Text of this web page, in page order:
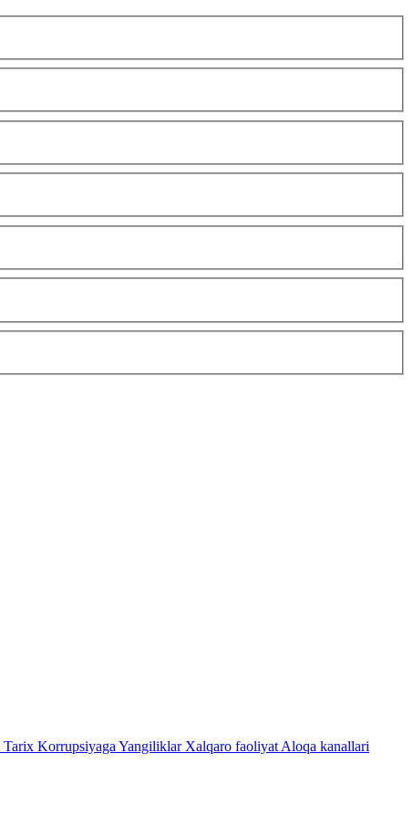
Tarix Korrupsiyaga Yangiliklar Xalqaro faoliyat Aloqa kanallari